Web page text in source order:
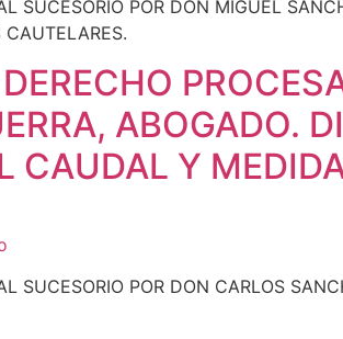
ABOGADO.
CAUDAL Y